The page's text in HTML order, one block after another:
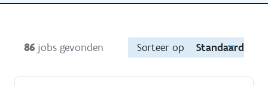
86 jobs gevonden Sorteer op Standaard